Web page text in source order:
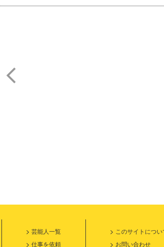
芸能人一覧
仕事を依頼
このサイトについ
お問い合わせ